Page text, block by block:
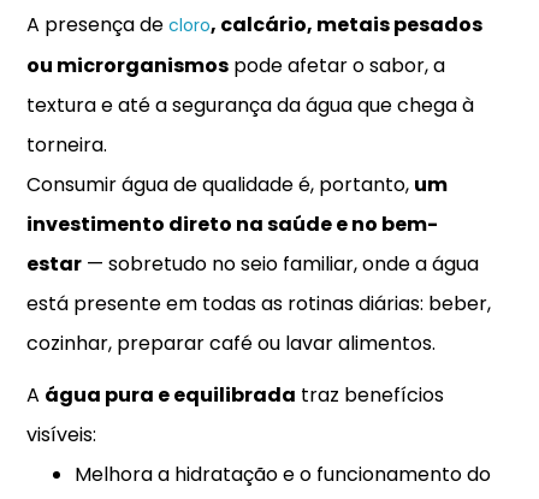
A presença decloro, calcário, metais pesados
ou microrganismos pode afetar o sabor, a
textura e até a segurança da água que chega à
torneira.
Consumir água de qualidade é, portanto, um
investimento direto na saúde e no bem-
estar — sobretudo no seio familiar, onde a água
está presente em todas as rotinas diárias: beber,
cozinhar, preparar café ou lavar alimentos.
A água pura e equilibrada traz benefícios
visíveis:
Melhora a hidratação e o funcionamento do